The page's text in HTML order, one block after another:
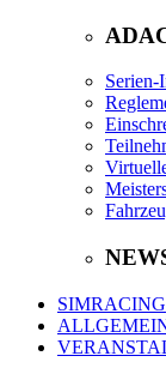
Serien-
SIMRACING